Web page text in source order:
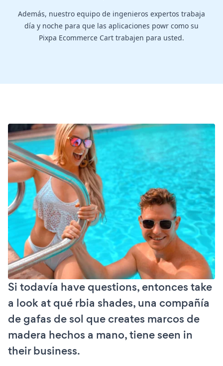
Además, nuestro equipo de ingenieros expertos trabaja
día y noche para que las aplicaciones powr como su
Pixpa Ecommerce Cart trabajen para usted.
Si todavía have questions, entonces take
a look at qué rbia shades, una compañía
de gafas de sol que creates marcos de
madera hechos a mano, tiene seen in
their business.